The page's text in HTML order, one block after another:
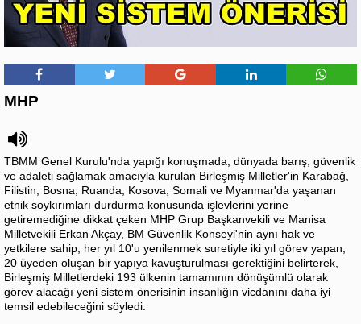
MHP
TBMM Genel Kurulu'nda yapığı konuşmada, dünyada barış, güvenlik
ve adaleti sağlamak amacıyla kurulan Birleşmiş Milletler'in Karabağ,
Filistin, Bosna, Ruanda, Kosova, Somali ve Myanmar'da yaşanan
etnik soykırımları durdurma konusunda işlevlerini yerine
getiremediğine dikkat çeken MHP Grup Başkanvekili ve Manisa
Milletvekili Erkan Akçay, BM Güvenlik Konseyi'nin aynı hak ve
yetkilere sahip, her yıl 10'u yenilenmek suretiyle iki yıl görev yapan,
20 üyeden oluşan bir yapıya kavuşturulması gerektiğini belirterek,
Birleşmiş Milletlerdeki 193 ülkenin tamamının dönüşümlü olarak
görev alacağı yeni sistem önerisinin insanlığın vicdanını daha iyi
temsil edebileceğini söyledi.